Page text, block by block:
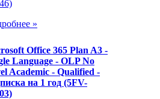
»
Office 365 Plan A3 -
Language - OLP No
Academic - Qualified -
на 1 год (5FV-